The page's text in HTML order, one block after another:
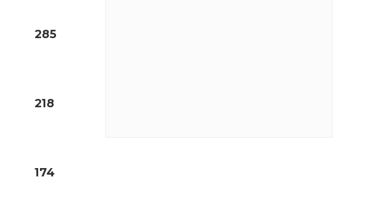
285
218
174